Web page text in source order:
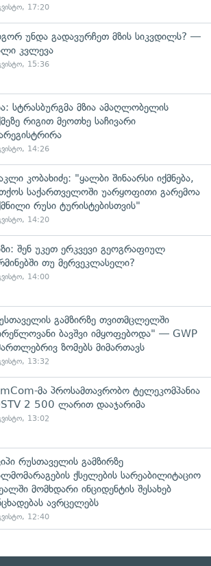
17:20
უნდა გადავურჩეთ მზის სიკვდილს? —
კვლევა
15:36
სტრასბურგმა მზია ამაღლობელის
რიგით მეოთხე საჩივარი
14:26
კობახიძე: "ყალბი შინაარსი იქმნება,
საქართველოში უარყოფითი გარემოა
რუსი ტურისტებისთვის"
14:20
შენ უკეთ ერკვევი გეოგრაფიულ
თუ მერვეკლასელი?
14:00
გამზირზე თვითმცლელში
ბავშვი იმყოფებოდა" — GWP
ზომებს მიმართავს
13:32
მა პროსამთავრობო ტელეკომპანია
2 500 ლარით დააჯარიმა
13:02
რუსთაველის გამზირზე
ქსელების სარეაბილიტაციო
მომხდარი ინციდენტის შესახებ
ავრცელებს
12:40